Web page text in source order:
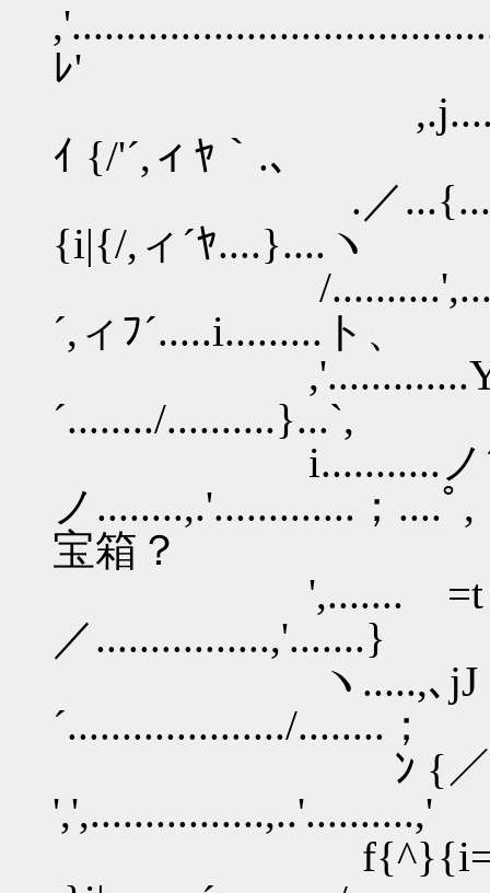
ﾚ'
ｲ {/'´,ィﾔ｀.､
.／
{i|{/,ィ´ﾔ....}....ヽ
/..........',...., ィ
´,ィﾌ´.....i.........ト、
,'.............Y,｡s≦
´......../..........}...`,
i...........ノ´三三
ノ........,.'.............
宝箱？
',.......ゝ=tィ´ﾍ
／................,'.......}
ヽ.....,､
´..................../........；
ﾝ {／「ヾ,`
',',................,..'..........,'
f{^}{i==} ﾘ